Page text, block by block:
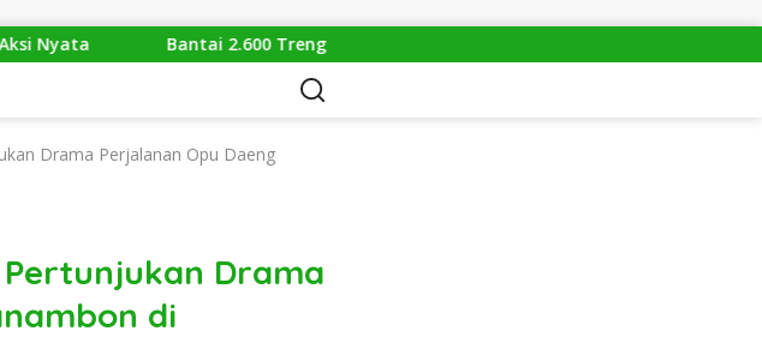
Bantai 2.600 Trenggiling Demi Mitos Sesat, Polisi Gulung Mafia Satwa di Pontianak
Drama Perjalanan Opu Daeng
Pertunjukan Drama
di